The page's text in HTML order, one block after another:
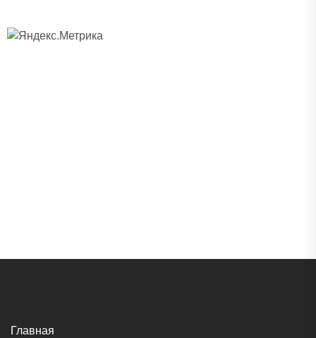
Главная